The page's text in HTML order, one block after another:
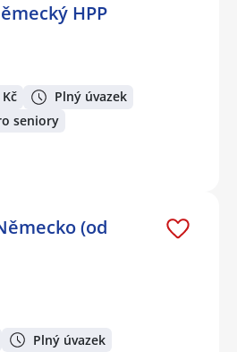
HPP
Plný úvazek
seniory
(od
Plný úvazek